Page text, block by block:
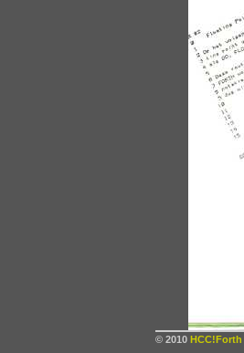
© 2010 HCC!Forth